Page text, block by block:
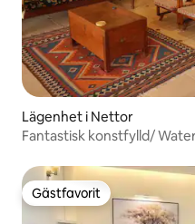
Lägenhet i Nettor
Fantastisk konstfylld/
Gästfavorit
Gästfavorit